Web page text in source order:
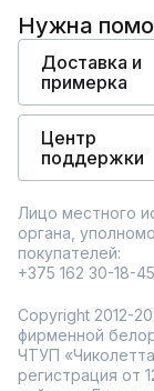
Нужна
Доставка и
примерка
Центр
поддержки
Лицо местного
органа,
покупателей:
+375 162 30-18-45
Copyright 2012-
фирменной
ЧТУП
регистрация от